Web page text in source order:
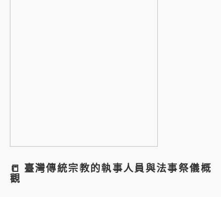
📒 臺灣傳統宗教的執事人員與法事祭儀概
觀